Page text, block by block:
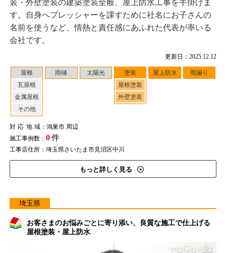
更新日：2025.12.12
屋根
瓦屋根
金属屋根
その他
雨樋 太陽光
塗装
屋根塗装
外壁塗装
屋上防水 雨漏り
対応地域：鴻巣市 周辺
施工事例数： 0件
工事店住所：埼玉県さいたま市見沼区中川
もっと詳しく見る
装・外壁塗装の建築塗装全般、屋上防水工事を手掛けま
す。自身へプレッシャーを課すために社名にお子さんの
名前を使うなど、情熱と責任感にあふれた代表が率いる
会社です。
埼玉県
お客さまのお悩みごとに寄り添い、良質な施工で仕上げる
屋根塗装・屋上防水